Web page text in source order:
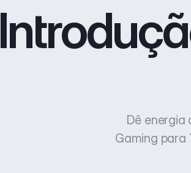
Dê energia
Gaming para